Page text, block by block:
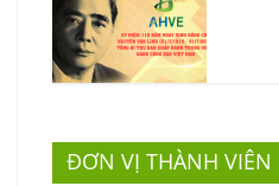
ĐƠN VỊ THÀNH VIÊN